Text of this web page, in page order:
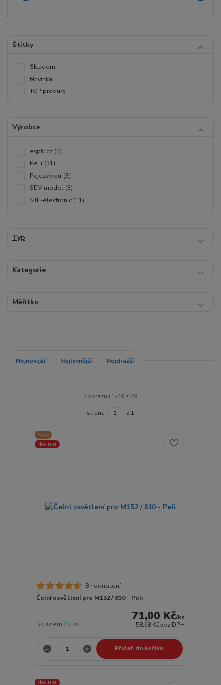
Štítky
Skladem
Novinka
TOP produkt
Výrobce
espb.cz (3)
PeLi (31)
Pojezdy.eu (3)
SDV-model (3)
STE-electronic (11)
Typ
Kategorie
Měřítko
Nejnovější Nejlevnější Nejdražší
Zobrazuji 1-49 z 49
strana z 1
Akce
Novinka
8 hodnocení
Čelní osvětlení pro M152 / 810 - Peli
71,00 Kč/ks
58,68 Kčbez DPH
Skladem 22 ks
Přidat do košíku
Novinka